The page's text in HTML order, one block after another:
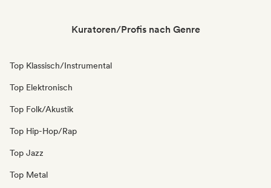
Kuratoren/Profis nach Genre
Top Klassisch/Instrumental
Top Elektronisch
Top Folk/Akustik
Top Hip-Hop/Rap
Top Jazz
Top Metal